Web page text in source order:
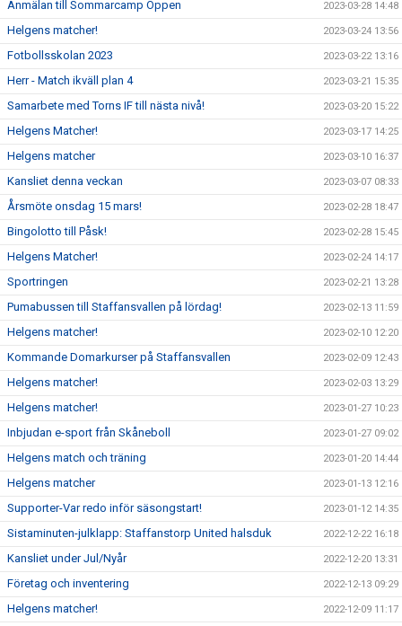
Anmälan till Sommarcamp Öppen 2023-03-28 14:48
Helgens matcher! 2023-03-24 13:56
Fotbollsskolan 2023 2023-03-22 13:16
Herr - Match ikväll plan 4 2023-03-21 15:35
Samarbete med Torns IF till nästa nivå! 2023-03-20 15:22
Helgens Matcher! 2023-03-17 14:25
Helgens matcher 2023-03-10 16:37
Kansliet denna veckan 2023-03-07 08:33
Årsmöte onsdag 15 mars! 2023-02-28 18:47
Bingolotto till Påsk! 2023-02-28 15:45
Helgens Matcher! 2023-02-24 14:17
Sportringen 2023-02-21 13:28
Pumabussen till Staffansvallen på lördag! 2023-02-13 11:59
Helgens matcher! 2023-02-10 12:20
Kommande Domarkurser på Staffansvallen 2023-02-09 12:43
Helgens matcher! 2023-02-03 13:29
Helgens matcher! 2023-01-27 10:23
Inbjudan e-sport från Skåneboll 2023-01-27 09:02
Helgens match och träning 2023-01-20 14:44
Helgens matcher 2023-01-13 12:16
Supporter-Var redo inför säsongstart! 2023-01-12 14:35
Sistaminuten-julklapp: Staffanstorp United halsduk 2022-12-22 16:18
Kansliet under Jul/Nyår 2022-12-20 13:31
Företag och inventering 2022-12-13 09:29
Helgens matcher! 2022-12-09 11:17